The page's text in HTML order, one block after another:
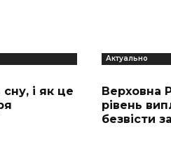
і як це
Актуально
Верховна
рівень
безвісти